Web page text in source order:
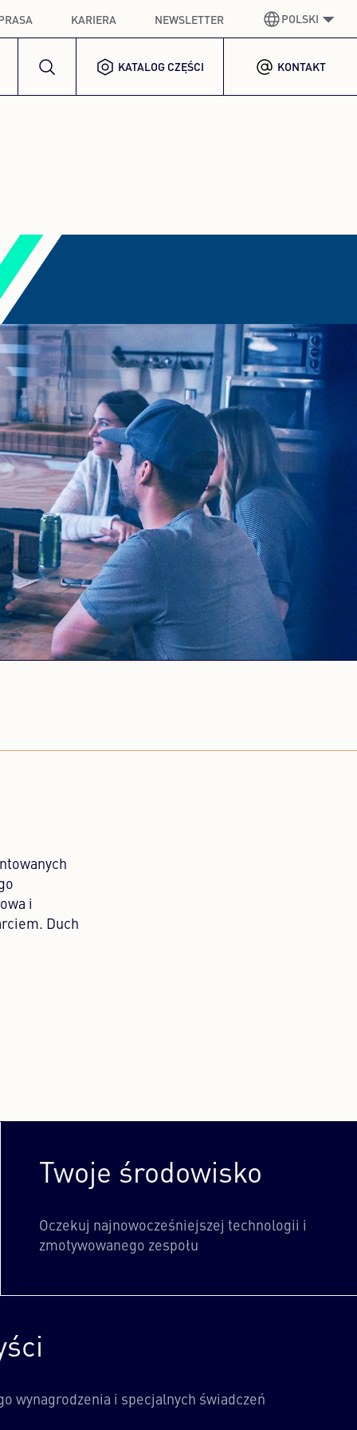
KARIERA NEWSLETTER POLSKI
NIEMIECKIGERMAN
POLSKI POLISH
PORTUGALSKIPORTUGUESE
ROSYJSKIRUSSIAN
UKRAIŃSKI UKRAINIAN
KATALOG CZĘŚCI KONTAKT
i
Duch
Twoje środowisko
Oczekuj najnowocześniejszej technologii i
zmotywowanego zespołu
wynagrodzenia i specjalnych świadczeń